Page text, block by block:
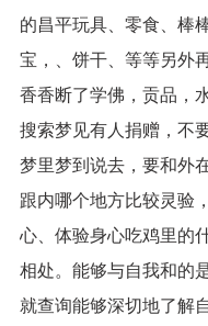
的昌平玩具、零食、棒
宝，、饼干、等等另外
香香断了学佛，贡品，
搜索梦见有人捐赠，不
梦里梦到说去，要和外
跟内哪个地方比较灵验
心、体验身心吃鸡里的
相处。能够与自我和的
就查询能够深切地了解